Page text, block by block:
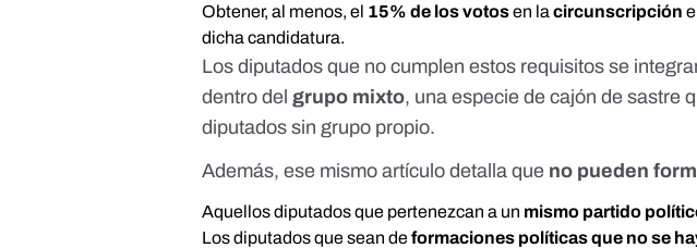
Obtener, al menos, el 15% de los votosen lacircunscripción
dicha candidatura.
Los diputados que no cumplen estos requisitos se
dentro del grupo mixto, una especie de cajón de sastre
diputados sin grupo propio.
Además, ese mismo artículo detalla que no pueden
Aquellos diputados que pertenezcan a un mismo partido
Los diputados que sean deformaciones políticas que no se